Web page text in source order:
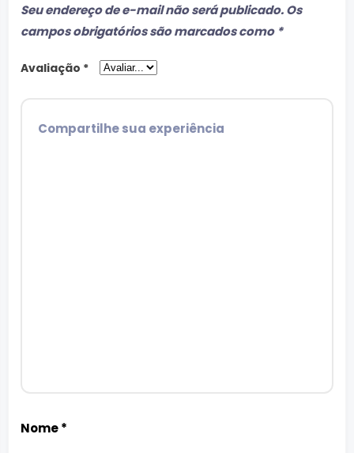
Seu endereço de e-mail não será publicado.Os
campos obrigatórios são marcados como *
Avaliação *
Nome*